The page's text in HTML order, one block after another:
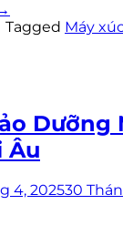
Tagged Máy
Dưỡng
Âu
4, 202530